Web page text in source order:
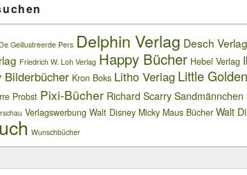
De Geillustreerde Pers Delphin Verlag Desch Verlag
Friedrich W. Loh Verlag Happy Bücher Hebel Verlag
Bilderbücher Kron Boks Litho Verlag Little
Probst Pixi-Bücher Richard Scarry Sandmännchen
Verlagswerbung Walt Disney Micky Maus Bücher Walt
Wunschbücher